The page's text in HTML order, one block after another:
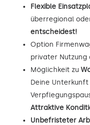
Flexible
überregional
entscheidest!
Option
privater
Möglichkeit zu
Deine
Attraktive
Unbefristeter